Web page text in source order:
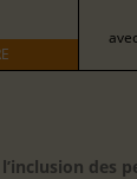
avec
l’inclusion